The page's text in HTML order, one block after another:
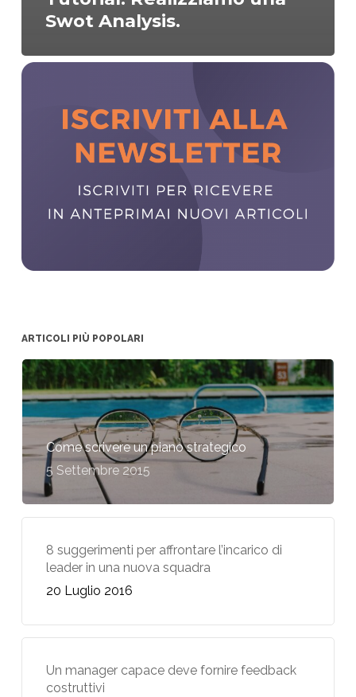
Swot Analysis.
ARTICOLI PIÙ POPOLARI
Come scrivere un piano strategico
5 Settembre 2015
8 suggerimenti per affrontare l’incarico di
leader in una nuova squadra
20 Luglio 2016
Un manager capace deve fornire feedback
costruttivi